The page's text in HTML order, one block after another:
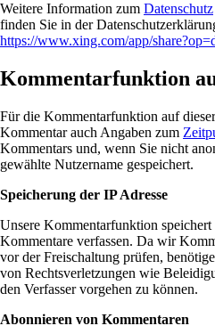
Weitere Information zum Datenschutz
finden Sie in der
https://www.xing.com/app/
Kommentarfunktion
Für die Kommentarfunktion auf
Kommentar auch Angaben zum
Kommentars und, wenn Sie nicht
gewählte Nutzername gespeichert.
Speicherung der IP Adresse
Unsere Kommentarfunktion
Kommentare verfassen. Da wir
vor der Freischaltung prüfen,
von Rechtsverletzungen wie
den Verfasser vorgehen zu können.
Abonnieren von Kommentaren